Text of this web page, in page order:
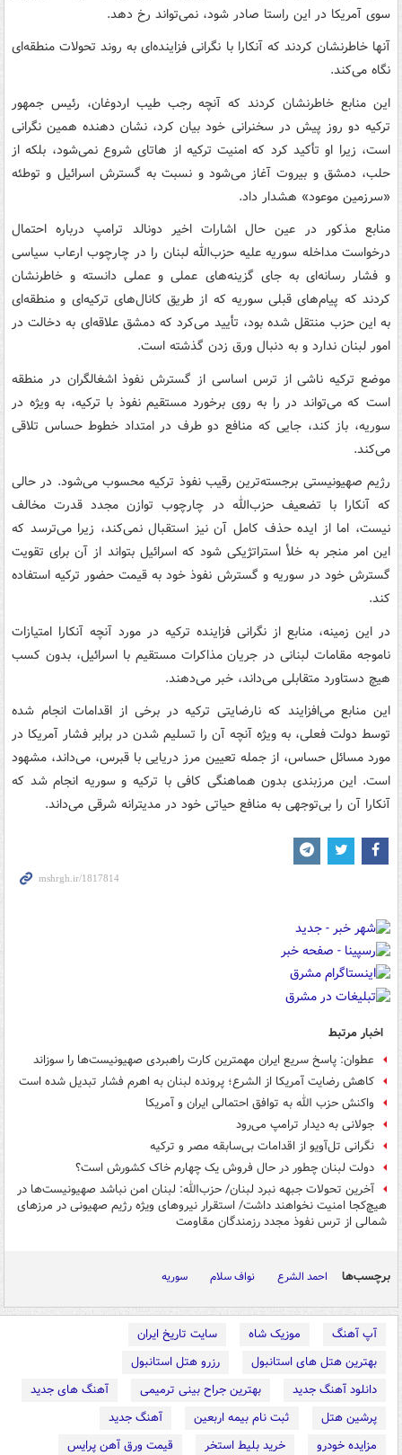
سوی آمریکا در این راستا صادر شود، نمی‌تواند رخ دهد.
آنها خاطرنشان کردند که آنکارا با نگرانی فزاینده‌ای به روند تحولات منطقه‌ای
نگاه می‌کند.
این منابع خاطرنشان کردند که آنچه رجب طیب اردوغان، رئیس جمهور
ترکیه دو روز پیش در سخنرانی خود بیان کرد، نشان دهنده همین نگرانی
است، زیرا او تأکید کرد که امنیت ترکیه از هاتای شروع نمی‌شود، بلکه از
حلب، دمشق و بیروت آغاز می‌شود و نسبت به گسترش اسرائیل و توطئه
«سرزمین موعود» هشدار داد.
منابع مذکور در عین حال اشارات اخیر دونالد ترامپ درباره احتمال
درخواست مداخله سوریه علیه حزب‌الله لبنان را در چارچوب ارعاب سیاسی
و فشار رسانه‌ای به جای گزینه‌های عملی و عملی دانسته‌ و خاطرنشان
کردند که پیام‌های قبلی سوریه که از طریق کانال‌های ترکیه‌ای و منطقه‌ای
به این حزب منتقل شده بود، تأیید می‌کرد که دمشق علاقه‌ای به دخالت در
امور لبنان ندارد و به دنبال ورق زدن گذشته است.
موضع ترکیه ناشی از ترس اساسی از گسترش نفوذ اشغالگران در منطقه
است که می‌تواند در را به روی برخورد مستقیم نفوذ با ترکیه، به ویژه در
سوریه، باز کند، جایی که منافع دو طرف در امتداد خطوط حساس تلاقی
می‌کند.
رژیم صهیونیستی برجسته‌ترین رقیب نفوذ ترکیه محسوب می‌شود. در حالی
که آنکارا با تضعیف حزب‌الله در چارچوب توازن مجدد قدرت مخالف
نیست، اما از ایده حذف کامل آن نیز استقبال نمی‌کند، زیرا می‌ترسد که
این امر منجر به خلأ استراتژیکی شود که اسرائیل بتواند از آن برای تقویت
گسترش خود در سوریه و گسترش نفوذ خود به قیمت حضور ترکیه استفاده
کند.
در این زمینه، منابع از نگرانی فزاینده ترکیه در مورد آنچه آنکارا امتیازات
ناموجه مقامات لبنانی در جریان مذاکرات مستقیم با اسرائیل، بدون کسب
هیچ دستاورد متقابلی می‌داند، خبر می‌دهند.
این منابع می‌افزایند که نارضایتی ترکیه در برخی از اقدامات انجام شده
توسط دولت فعلی، به ویژه آنچه آن را تسلیم شدن در برابر فشار آمریکا در
مورد مسائل حساس، از جمله تعیین مرز دریایی با قبرس، می‌داند، مشهود
است. این مرزبندی بدون هماهنگی کافی با ترکیه و سوریه انجام شد که
آنکارا آن را بی‌توجهی به منافع حیاتی خود در مدیترانه شرقی می‌داند.
اخبار مرتبط
عطوان: پاسخ سریع ایران مهمترین کارت راهبردی صهیونیست‌ها را سوزاند
کاهش رضایت آمریکا از الشرع؛ پرونده لبنان به اهرم فشار تبدیل شده است
واکنش حزب الله به توافق احتمالی ایران و آمریکا
جولانی به دیدار ترامپ می‌رود
نگرانی تل‌آویو از اقدامات بی‌سابقه مصر و ترکیه
دولت لبنان چطور در حال فروش‌ یک چهارم خاک کشورش است؟
آخرین تحولات جبهه نبرد لبنان/ حزب‌الله: لبنان امن نباشد صهیونیست‌ها در
هیچ‌کجا امنیت نخواهند داشت/ استقرار نیروهای ویژه رژیم صهیونی در مرزهای
شمالی از ترس نفوذ مجدد رزمندگان مقاومت
برچسب‌ها احمد الشرع نواف سلام سوریه
آپ آهنگ موزیک شاه
سایت تاریخ ایران
بهترین هتل های استانبول
رزرو هتل استانبول
دانلود آهنگ جدید
بهترین جراح بینی ترمیمی
آهنگ های جدید
پرشین هتل
ثبت نام بیمه اربعین
آهنگ جدید
مزایده خودرو
خرید بلیط استخر قیمت ورق آهن پرایس